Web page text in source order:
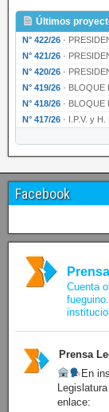
Últimos
N° 422/26 ·
N° 421/26 ·
N° 420/26 ·
N° 419/26 · BLOQUE LA
N° 418/26 · BLOQUE
N° 417/26 · I.P.V. y H.
Facebook
Cuenta
Prensa
En
enlace: